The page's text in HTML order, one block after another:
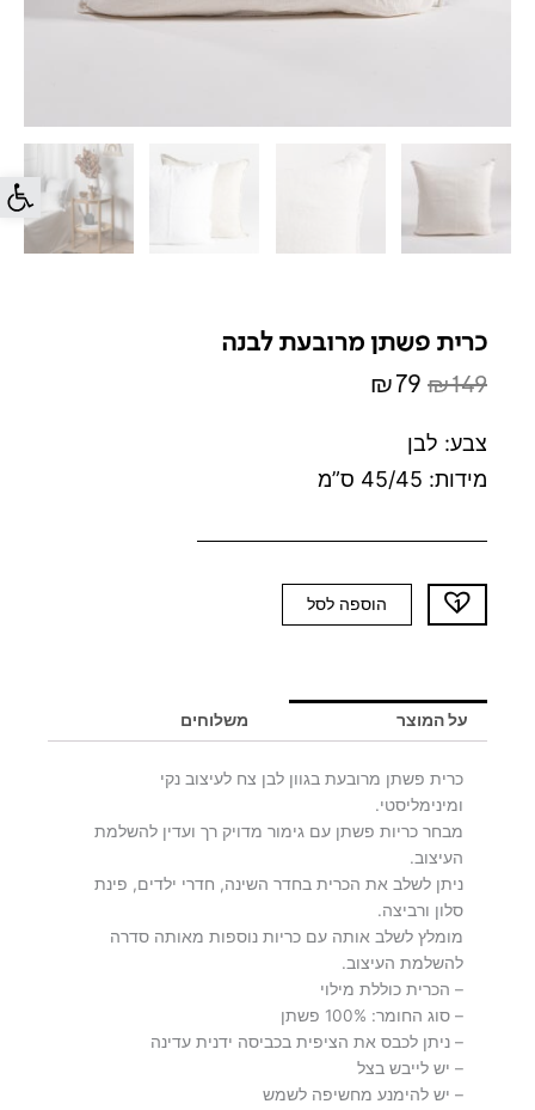
פתח
כרית פשתן מרובעת לבנה
₪149
המקורי
היה:
₪149.
₪79
₪79.
צבע: לבן
מידות: 45/45 ס”מ
כמות
של
מרובעת
לבנה
הוספה לסל
על המוצר משלוחים
כרית פשתן מרובעת בגוון לבן צח לעיצוב נקי
ומינימליסטי.
מבחר כריות פשתן עם גימור מדויק רך ועדין להשלמת
העיצוב.
ניתן לשלב את הכרית בחדר השינה, חדרי ילדים, פינת
סלון ורביצה.
מומלץ לשלב אותה עם כריות נוספות מאותה סדרה
להשלמת העיצוב.
– הכרית כוללת מילוי
– סוג החומר: 100% פשתן
– ניתן לכבס את הציפית בכביסה ידנית עדינה
– יש לייבש בצל
– יש להימנע מחשיפה לשמש